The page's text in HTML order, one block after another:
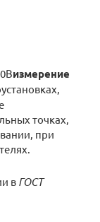
измерение
точках,
при
в ГОСТ